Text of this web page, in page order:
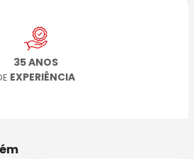
35 ANOS
EXPERIÊNCIA